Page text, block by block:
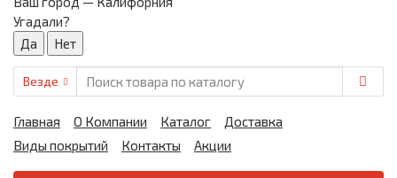
Угадали?
Везде
Главная О Компании Каталог
Доставка
Виды покрытий
Контакты Акции